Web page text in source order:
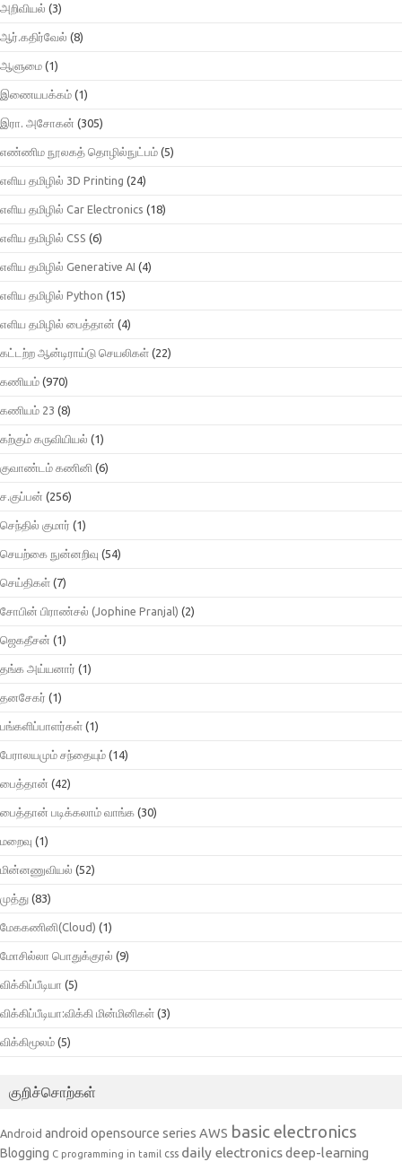
அறிவியல் (3)
ஆர்.கதிர்வேல் (8)
ஆளுமை (1)
இணையபக்கம் (1)
இரா. அசோகன் (305)
எண்ணிம நூலகத் தொழில்நுட்பம் (5)
எளிய தமிழில் 3D Printing (24)
எளிய தமிழில் Car Electronics (18)
எளிய தமிழில் CSS (6)
எளிய தமிழில் Generative AI (4)
எளிய தமிழில் Python (15)
எளிய தமிழில் பைத்தான் (4)
கட்டற்ற ஆன்டிராய்டு செயலிகள் (22)
கணியம் (970)
கணியம் 23 (8)
கற்கும் கருவியியல் (1)
குவாண்டம் கணினி (6)
ச.குப்பன் (256)
செந்தில் குமார் (1)
செயற்கை நுன்னறிவு (54)
செய்திகள் (7)
சோபின் பிராண்சல் (Jophine Pranjal) (2)
ஜெகதீசன் (1)
தங்க அய்யனார் (1)
தனசேகர் (1)
பங்களிப்பாளர்கள் (1)
பேராலயமும் சந்தையும் (14)
பைத்தான் (42)
பைத்தான் படிக்கலாம் வாங்க (30)
மறைவு (1)
மின்னணுவியல் (52)
முத்து (83)
மேககணினி(Cloud) (1)
மோசில்லா பொதுக்குரல் (9)
விக்கிப்பீடியா (5)
விக்கிப்பீடியா:விக்கி மின்மினிகள் (3)
விக்கிமூலம் (5)
குறிச்சொற்கள்
Android android opensource series AWS basic electronics
Blogging C programming in tamil css daily electronicsdeep-learning